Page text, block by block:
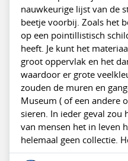
nauwkeurige lijst van de
beetje voorbij. Zoals het
op een pointillistisch
heeft. Je kunt het
groot oppervlak en het
waardoor er grote
zouden de muren en
Museum ( of een andere
sieren. In ieder geval zou
van mensen het in leven
helemaal geen collectie.